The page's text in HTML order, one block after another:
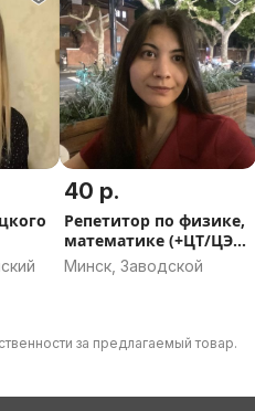
40 р.
Репетитор по физике,
математике (+ЦТ/ЦЭ
+CSCA)
Минск, Заводской
за предлагаемый товар.